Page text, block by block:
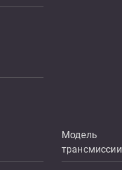
Модель
трансмиссии